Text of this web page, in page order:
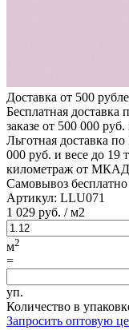
Доставка от 500
Бесплатная
заказе от 500 000
Льготная доставка
000 руб. и весе до 19
километраж от
Самовывоз бесплатно
Артикул: LLU071
1 029 руб. / м2
м2
=
уп.
Количество в
Запросить оптовую